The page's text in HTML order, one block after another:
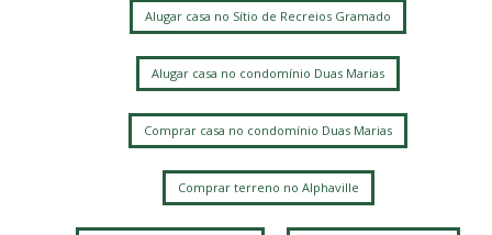
Alugar casa no Sítio de Recreios Gramado
Alugar casa no condomínio Duas Marias
Comprar casa no condomínio Duas Marias
Comprar terreno no Alphaville